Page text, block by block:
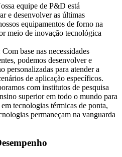
equipe de P&D está
e desenvolver as últimas
equipamentos de forno na
meio de inovação tecnológica
base nas necessidades
podemos desenvolver e
personalizadas para atender a
de aplicação específicos.
com institutos de pesquisa
superior em todo o mundo para
tecnologias térmicas de ponta,
permaneçam na vanguarda